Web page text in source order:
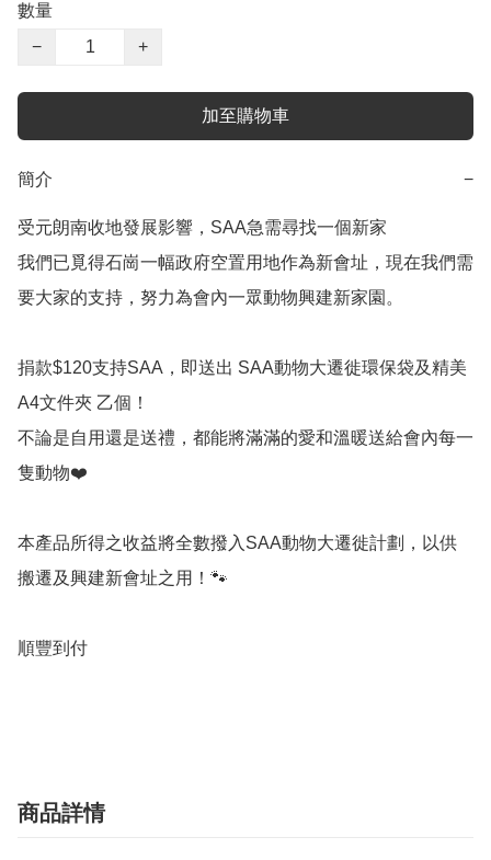
數量
−
+
加至購物車
簡介 −
受元朗南收地發展影響，SAA急需尋找一個新家
我們已覓得石崗一幅政府空置用地作為新會址，現在我們需
要大家的支持，努力為會內一眾動物興建新家園。
捐款$120支持SAA，即送出 SAA動物大遷徙環保袋及精美
A4文件夾 乙個！
不論是自用還是送禮，都能將滿滿的愛和溫暖送給會內每一
隻動物❤️
本產品所得之收益將全數撥入SAA動物大遷徙計劃，以供
搬遷及興建新會址之用！🐾
順豐到付
商品詳情